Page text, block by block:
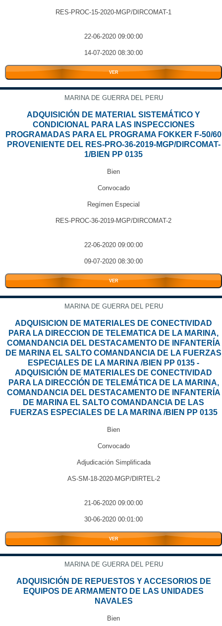
RES-PROC-15-2020-MGP/DIRCOMAT-1
22-06-2020 09:00:00
14-07-2020 08:30:00
VER
MARINA DE GUERRA DEL PERU
ADQUISICIÓN DE MATERIAL SISTEMÁTICO Y
CONDICIONAL PARA LAS INSPECCIONES
PROGRAMADAS PARA EL PROGRAMA FOKKER F-50/60
PROVENIENTE DEL RES-PRO-36-2019-MGP/DIRCOMAT-
1/BIEN PP 0135
Bien
Convocado
Regímen Especial
RES-PROC-36-2019-MGP/DIRCOMAT-2
22-06-2020 09:00:00
09-07-2020 08:30:00
VER
MARINA DE GUERRA DEL PERU
ADQUISICION DE MATERIALES DE CONECTIVIDAD
PARA LA DIRECCION DE TELEMATICA DE LA MARINA,
COMANDANCIA DEL DESTACAMENTO DE INFANTERÍA
DE MARINA EL SALTO COMANDANCIA DE LA FUERZAS
ESPECIALES DE LA MARINA /BIEN PP 0135 -
ADQUISICIÓN DE MATERIALES DE CONECTIVIDAD
PARA LA DIRECCIÓN DE TELEMÁTICA DE LA MARINA,
COMANDANCIA DEL DESTACAMENTO DE INFANTERÍA
DE MARINA EL SALTO COMANDANCIA DE LAS
FUERZAS ESPECIALES DE LA MARINA /BIEN PP 0135
Bien
Convocado
Adjudicación Simplificada
AS-SM-18-2020-MGP/DIRTEL-2
21-06-2020 09:00:00
30-06-2020 00:01:00
VER
MARINA DE GUERRA DEL PERU
ADQUISICIÓN DE REPUESTOS Y ACCESORIOS DE
EQUIPOS DE ARMAMENTO DE LAS UNIDADES
NAVALES
Bien